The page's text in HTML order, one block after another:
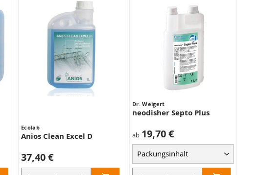
Ecolab
Anios Clean Excel D
37,40 €
Dr. Weigert
neodisher Septo Plus
ab 19,70 €